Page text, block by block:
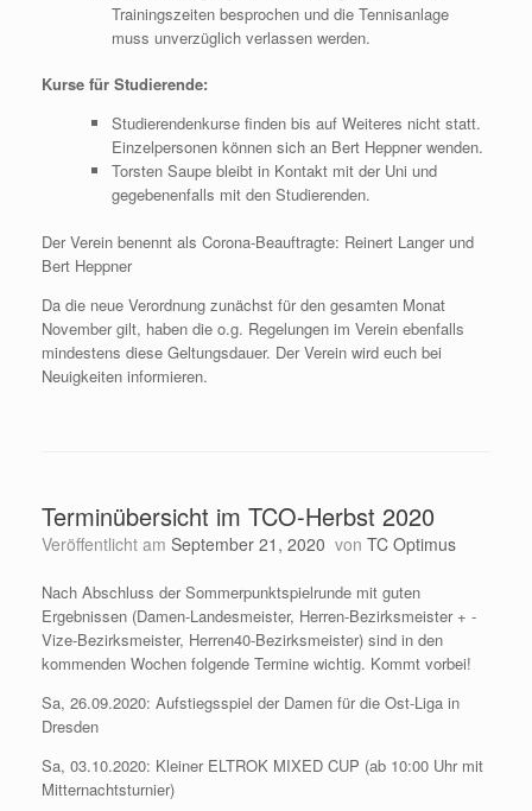
Trainingszeiten besprochen und die Tennisanlage
muss unverzüglich verlassen werden.
Kurse für Studierende:
Studierendenkurse finden bis auf Weiteres nicht statt.
Einzelpersonen können sich an Bert Heppner wenden.
Torsten Saupe bleibt in Kontakt mit der Uni und
gegebenenfalls mit den Studierenden.
Der Verein benennt als Corona-Beauftragte: Reinert Langer und
Bert Heppner
Da die neue Verordnung zunächst für den gesamten Monat
November gilt, haben die o.g. Regelungen im Verein ebenfalls
mindestens diese Geltungsdauer. Der Verein wird euch bei
Neuigkeiten informieren.
Terminübersicht im TCO-Herbst 2020
Veröffentlicht am September 21, 2020 von TC Optimus
Nach Abschluss der Sommerpunktspielrunde mit guten
Ergebnissen (Damen-Landesmeister, Herren-Bezirksmeister + -
Vize-Bezirksmeister, Herren40-Bezirksmeister) sind in den
kommenden Wochen folgende Termine wichtig. Kommt vorbei!
Sa, 26.09.2020: Aufstiegsspiel der Damen für die Ost-Liga in
Dresden
Sa, 03.10.2020: Kleiner ELTROK MIXED CUP (ab 10:00 Uhr mit
Mitternachtsturnier)